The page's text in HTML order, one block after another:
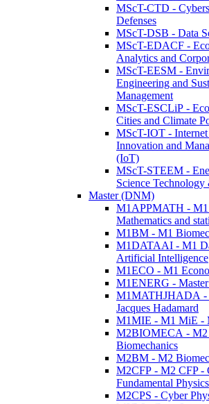
MScT-CTD -
Defenses
MScT-DSB - Data
MScT-EDACF -
Analytics and
MScT-EESM -
Engineering and
Management
MScT-ESCLiP -
Cities and Climate
MScT-IOT -
Innovation and
(IoT)
MScT-STEEM -
Science
Master (DNM)
M1APPMATH -
Mathematics and
M1BM - M1
M1DATAAI - M1
Artificial Intelligence
M1ECO - M1
M1ENERG -
M1MATHJHADA -
Jacques Hadamard
M1MIE - M1 MiE -
M2BIOMECA - M2
Biomechanics
M2BM - M2
M2CFP - M2 CFP -
Fundamental Physics
M2CPS - Cyber